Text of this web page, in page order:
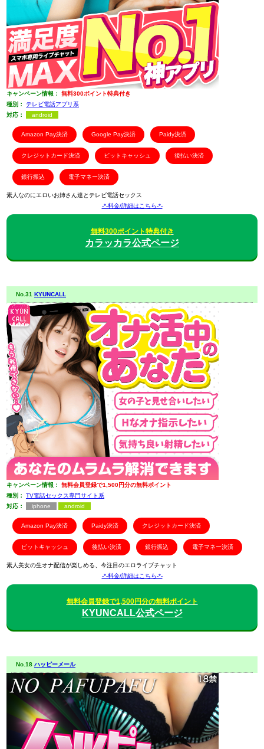
キャンペーン情報：
無料300ポイント特典付き
種別：
テレビ電話アプリ系
対応：
android
Amazon Pay決済 Google Pay決済 Paidy決済
クレジットカード決済 ビットキャッシュ 後払い決済
銀行振込 電子マネー決済
素人なのにエロいお姉さん達とテレビ電話セックス
-*-料金/詳細はこちら-*-
無料300ポイント特典付き
カラッカラ公式ページ
No.31 KYUNCALL
キャンペーン情報：
無料会員登録で1,500円分の無料ポイント
種別：
TV電話セックス専門サイト系
対応：
iphone android
Amazon Pay決済 Paidy決済 クレジットカード決済
ビットキャッシュ 後払い決済 銀行振込 電子マネー決済
素人美女の生オナ配信が楽しめる、今注目のエロライブチャット
-*-料金/詳細はこちら-*-
無料会員登録で1,500円分の無料ポイント
KYUNCALL公式ページ
No.18 ハッピーメール